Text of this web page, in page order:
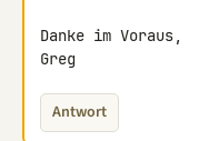
Danke im Voraus,
Greg
Antwort